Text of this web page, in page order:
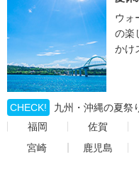
ウォ
の楽
かけ
CHECK!
九州・沖縄の夏祭
福岡
佐賀
宮崎
鹿児島